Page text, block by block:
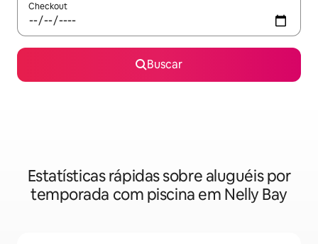
Checkout
Buscar
Estatísticas rápidas sobre aluguéis por
temporada com piscina em Nelly Bay